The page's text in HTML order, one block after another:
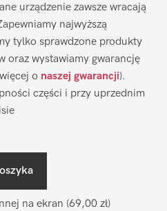
urządzenie zawsze wracają
najwyższą
tylko sprawdzone produkty
oraz wystawiamy gwarancję
o naszej gwarancji).
części i przy uprzednim
na ekran (69,00 zł)